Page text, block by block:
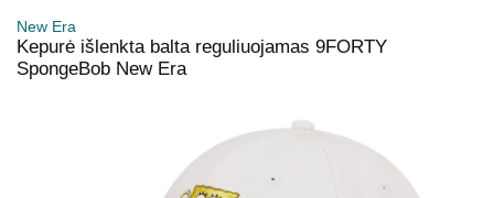
New Era
Kepurė išlenkta balta reguliuojamas 9FORTY
SpongeBob New Era